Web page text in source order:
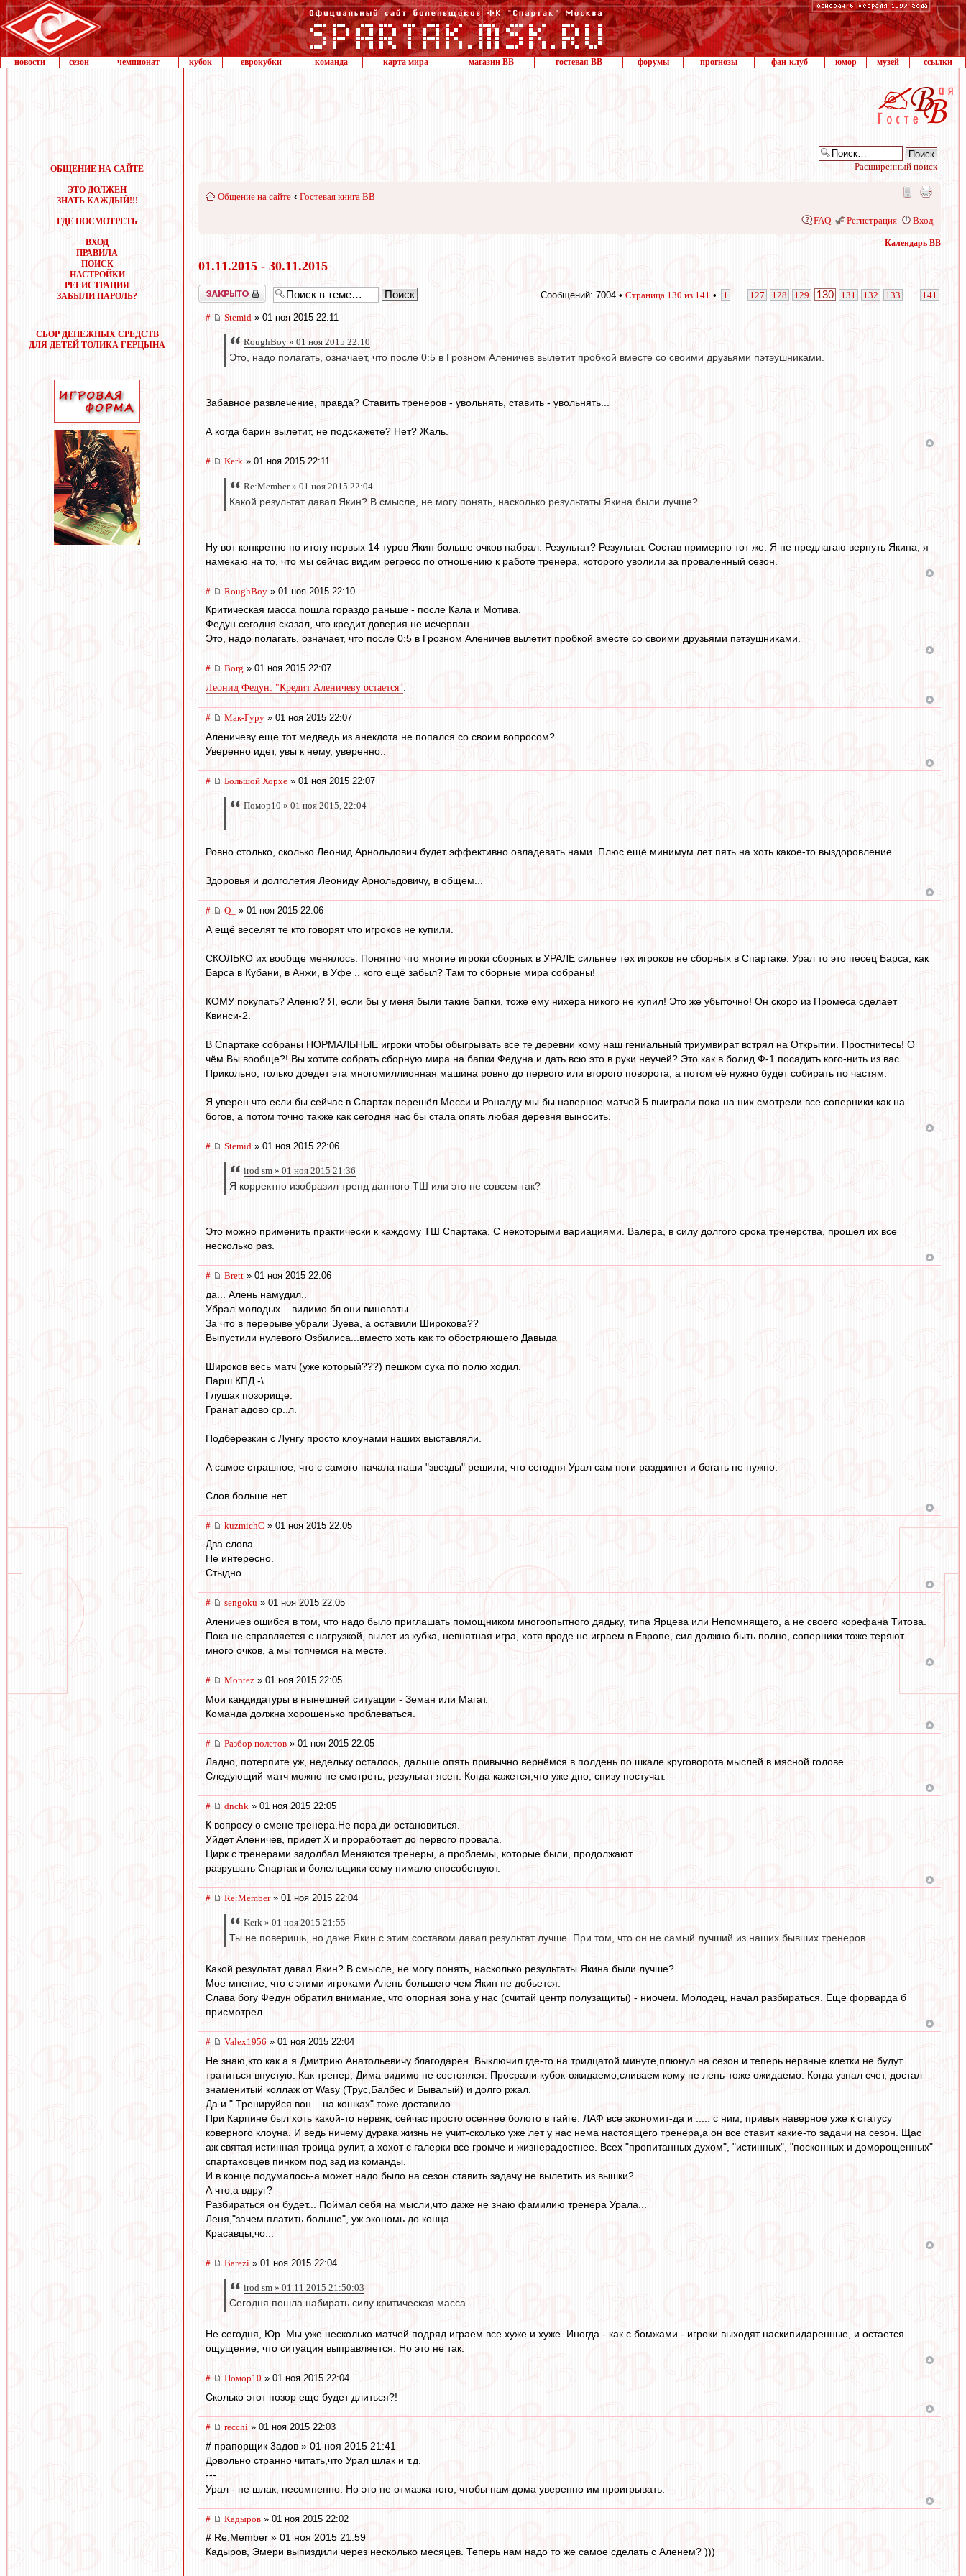
новости сезон чемпионат кубок еврокубки команда карта мира магазин ВВ гостевая ВВ форумы прогнозы фан-клуб юмор музей ссылки
ОБЩЕНИЕ НА САЙТЕ
ЭТО ДОЛЖЕН
ЗНАТЬ КАЖДЫЙ!!!
ГДЕ ПОСМОТРЕТЬ
ВХОД
ПРАВИЛА
ПОИСК
НАСТРОЙКИ
РЕГИСТРАЦИЯ
ЗАБЫЛИ ПАРОЛЬ?
СБОР ДЕНЕЖНЫХ СРЕДСТВ
ДЛЯ ДЕТЕЙ ТОЛИКА ГЕРЦЫНА
Расширенный поиск
Общение на сайте ‹ Гостевая книга ВВ
FAQ Регистрация Вход
Календарь ВВ
01.11.2015 - 30.11.2015
Закрыто Сообщений: 7004 • Страница 130 из 141 • 1 127 128 129 130 131 132 133 141
# Stemid » 01 ноя 2015 22:11
RoughBoy » 01 ноя 2015 22:10
Это, надо полагать, означает, что после 0:5 в Грозном Аленичев вылетит пробкой вместе со своими друзьями пэтэушниками.
Забавное развлечение, правда? Ставить тренеров - увольнять, ставить - увольнять...
А когда барин вылетит, не подскажете? Нет? Жаль.
# Kerk » 01 ноя 2015 22:11
Re:Member » 01 ноя 2015 22:04
Какой результат давал Якин? В смысле, не могу понять, насколько результаты Якина были лучше?
Ну вот конкретно по итогу первых 14 туров Якин больше очков набрал. Результат? Результат. Состав примерно тот же. Я не предлагаю вернуть Якина, я
намекаю на то, что мы сейчас видим регресс по отношению к работе тренера, которого уволили за проваленный сезон.
# RoughBoy » 01 ноя 2015 22:10
Критическая масса пошла гораздо раньше - после Кала и Мотива.
Федун сегодня сказал, что кредит доверия не исчерпан.
Это, надо полагать, означает, что после 0:5 в Грозном Аленичев вылетит пробкой вместе со своими друзьями пэтэушниками.
# Borg » 01 ноя 2015 22:07
Леонид Федун: "Кредит Аленичеву остается"
# Мак-Гуру » 01 ноя 2015 22:07
Аленичеву еще тот медведь из анекдота не попался со своим вопросом?
Уверенно идет, увы к нему, уверенно..
# Большой Хорхе » 01 ноя 2015 22:07
Помор10 » 01 ноя 2015, 22:04
Ровно столько, сколько Леонид Арнольдович будет эффективно овладевать нами. Плюс ещё минимум лет пять на хоть какое-то выздоровление.
Здоровья и долголетия Леониду Арнольдовичу, в общем...
# Q_ » 01 ноя 2015 22:06
А ещё веселят те кто говорят что игроков не купили.
СКОЛЬКО их вообще менялось. Понятно что многие игроки сборных в УРАЛЕ сильнее тех игроков не сборных в Спартаке. Урал то это песец Барса, как
Барса в Кубани, в Анжи, в Уфе .. кого ещё забыл? Там то сборные мира собраны!
КОМУ покупать? Аленю? Я, если бы у меня были такие бапки, тоже ему нихера никого не купил! Это же убыточно! Он скоро из Промеса сделает
Квинси-2.
В Спартаке собраны НОРМАЛЬНЫЕ игроки чтобы обыгрывать все те деревни кому наш гениальный триумвират встрял на Открытии. Простнитесь! О
чём Вы вообще?! Вы хотите собрать сборную мира на бапки Федуна и дать всю это в руки неучей? Это как в болид Ф-1 посадить кого-нить из вас.
Прикольно, только доедет эта многомиллионная машина ровно до первого или второго поворота, а потом её нужно будет собирать по частям.
Я уверен что если бы сейчас в Спартак перешёл Месси и Роналду мы бы наверное матчей 5 выиграли пока на них смотрели все соперники как на
богов, а потом точно также как сегодня нас бы стала опять любая деревня выносить.
# Stemid » 01 ноя 2015 22:06
irod sm » 01 ноя 2015 21:36
Я корректно изобразил тренд данного ТШ или это не совсем так?
Это можно применить практически к каждому ТШ Спартака. С некоторыми вариациями. Валера, в силу долгого срока тренерства, прошел их все
несколько раз.
# Brett » 01 ноя 2015 22:06
да... Алень намудил..
Убрал молодых... видимо бл они виноваты
За что в перерыве убрали Зуева, а оставили Широкова??
Выпустили нулевого Озбилиса...вместо хоть как то обостряющего Давыда
Широков весь матч (уже который???) пешком сука по полю ходил.
Парш КПД -\
Глушак позорище.
Гранат адово ср..л.
Подберезкин с Лунгу просто клоунами наших выставляли.
А самое страшное, что с самого начала наши "звезды" решили, что сегодня Урал сам ноги раздвинет и бегать не нужно.
Слов больше нет.
# kuzmichC » 01 ноя 2015 22:05
Два слова.
Не интересно.
Стыдно.
# sengoku » 01 ноя 2015 22:05
Аленичев ошибся в том, что надо было приглашать помощником многоопытного дядьку, типа Ярцева или Непомнящего, а не своего корефана Титова.
Пока не справляется с нагрузкой, вылет из кубка, невнятная игра, хотя вроде не играем в Европе, сил должно быть полно, соперники тоже теряют
много очков, а мы топчемся на месте.
# Montez » 01 ноя 2015 22:05
Мои кандидатуры в нынешней ситуации - Земан или Магат.
Команда должна хорошенько проблеваться.
# Разбор полетов » 01 ноя 2015 22:05
Ладно, потерпите уж, недельку осталось, дальше опять привычно вернёмся в полдень по шкале круговорота мыслей в мясной голове.
Следующий матч можно не смотреть, результат ясен. Когда кажется,что уже дно, снизу постучат.
# dnchk » 01 ноя 2015 22:05
К вопросу о смене тренера.Не пора ди остановиться.
Уйдет Аленичев, придет Х и проработает до первого провала.
Цирк с тренерами задолбал.Меняются тренеры, а проблемы, которые были, продолжают
разрушать Спартак и болельщики сему нимало способствуют.
# Re:Member» 01 ноя 2015 22:04
Kerk » 01 ноя 2015 21:55
Ты не поверишь, но даже Якин с этим составом давал результат лучше. При том, что он не самый лучший из наших бывших тренеров.
Какой результат давал Якин? В смысле, не могу понять, насколько результаты Якина были лучше?
Мое мнение, что с этими игроками Алень большего чем Якин не добьется.
Слава богу Федун обратил внимание, что опорная зона у нас (считай центр полузащиты) - ниочем. Молодец, начал разбираться. Еще форварда б
присмотрел.
# Valex1956 » 01 ноя 2015 22:04
Не знаю,кто как а я Дмитрию Анатольевичу благодарен. Выключил где-то на тридцатой минуте,плюнул на сезон и теперь нервные клетки не будут
тратиться впустую. Как тренер, Дима видимо не состоялся. Просрали кубок-ожидаемо,сливаем кому не лень-тоже ожидаемо. Когда узнал счет, достал
знаменитый коллаж от Wasy (Трус,Балбес и Бывалый) и долго ржал.
Да и " Тренируйся вон....на кошках" тоже доставило.
При Карпине был хоть какой-то нервяк, сейчас просто осеннее болото в тайге. ЛАФ все экономит-да и ..... с ним, привык наверное уже к статусу
коверного клоуна. И ведь ничему дурака жизнь не учит-сколько уже лет у нас нема настоящего тренера,а он все ставит какие-то задачи на сезон. Щас
аж святая истинная троица рулит, а хохот с галерки все громче и жизнерадостнее. Всех "пропитанных духом", "истинных", "посконных и доморощенных"
спартаковцев пинком под зад из команды.
И в конце подумалось-а может надо было на сезон ставить задачу не вылетить из вышки?
А что,а вдруг?
Разбираться он будет... Поймал себя на мысли,что даже не знаю фамилию тренера Урала...
Леня,"зачем платить больше", уж экономь до конца.
Красавцы,чо...
# Barezi » 01 ноя 2015 22:04
irod sm » 01.11.2015 21:50:03
Сегодня пошла набирать силу критическая масса
Не сегодня, Юр. Мы уже несколько матчей подряд играем все хуже и хуже. Иногда - как с бомжами - игроки выходят наскипидаренные, и остается
ощущение, что ситуация выправляется. Но это не так.
# Помор10 » 01 ноя 2015 22:04
Сколько этот позор еще будет длиться?!
# recchi » 01 ноя 2015 22:03
# прапорщик 3адoв » 01 ноя 2015 21:41
Довольно странно читать,что Урал шлак и т.д.
---
Урал - не шлак, несомненно. Но это не отмазка того, чтобы нам дома уверенно им проигрывать.
# Кадыров » 01 ноя 2015 22:02
# Re:Member » 01 ноя 2015 21:59
Кадыров, Эмери выпиздили через несколько месяцев. Теперь нам надо то же самое сделать с Аленем? )))